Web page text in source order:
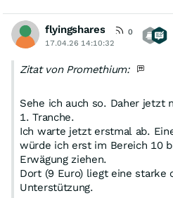
flyingshares
0
17.04.26 14:10:32
Zitat von Promethium:
Sehe ich auch so. Daher jetzt
1. Tranche.
Ich warte jetzt erstmal ab.
würde ich erst im Bereich 10
Erwägung ziehen.
Dort (9 Euro) liegt eine starke
Unterstützung.